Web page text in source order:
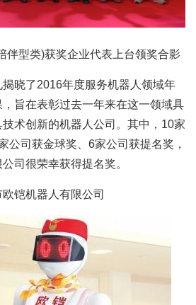
伴型类)获奖企业代表上台领奖合影
晓了2016年度服务机器人领域年
旨在表彰过去一年来在这一领域具
术创新的机器人公司。其中，10家
公司获金球奖、6家公司获提名奖，
司很荣幸获得提名奖。
铠机器人有限公司